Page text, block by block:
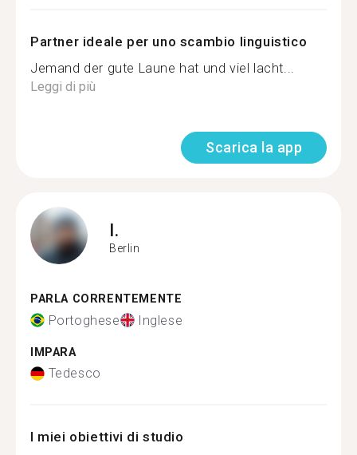
Partner ideale per uno scambio linguistico
Jemand der gute Laune hat und viel lacht...
Leggi di più
Scarica la app
I.
Berlin
PARLA CORRENTEMENTE
Portoghese Inglese
IMPARA
Tedesco
I miei obiettivi di studio